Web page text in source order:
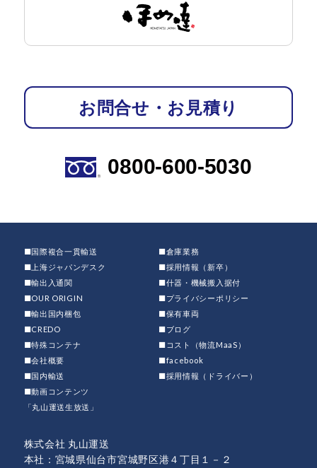
お問合せ・お見積り
0800-600-5030
■国際複合一貫輸送
■倉庫業務
■上海ジャパンデスク
■採用情報（新卒）
■輸出入通関
■什器・機械搬入据付
■OUR ORIGIN
■プライバシーポリシー
■輸出国内梱包
■保有車両
■CREDO
■ブログ
■特殊コンテナ
■コスト（物流MaaS）
■会社概要
■facebook
■国内輸送
■採用情報（ドライバー）
■動画コンテンツ
「丸山運送生放送」
株式会社 丸山運送
本社：宮城県仙台市宮城野区港４丁目１－２